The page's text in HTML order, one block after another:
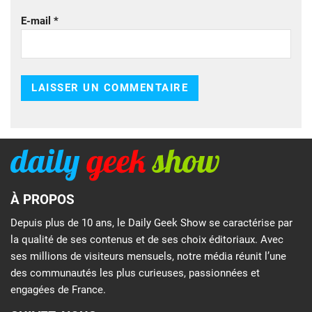
E-mail *
À PROPOS
Depuis plus de 10 ans, le Daily Geek Show se caractérise par
la qualité de ses contenus et de ses choix éditoriaux. Avec
ses millions de visiteurs mensuels, notre média réunit l’une
des communautés les plus curieuses, passionnées et
engagées de France.